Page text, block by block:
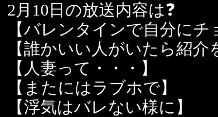
2月10日の放送内容は❓
【バレンタインで自分に
【誰かいい人がいたら紹介
【人妻って・・・】
【またにはラブホで】
【浮気はバレない様に】